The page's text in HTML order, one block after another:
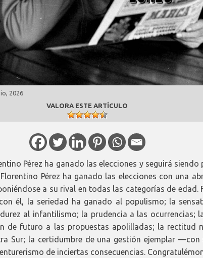
2026
VALORA ESTE ARTÍCULO
Pérez ha ganado las elecciones y seguirá siendo
Pérez ha ganado las elecciones con una
a su rival en todas las categorías de edad.
él, la seriedad ha ganado al populismo; la
al infantilismo; la prudencia a las ocurrencias;
de futuro a las propuestas apolilladas; la rectitud
Sur; la certidumbre de una gestión ejemplar —con
de inciertas consecuencias.